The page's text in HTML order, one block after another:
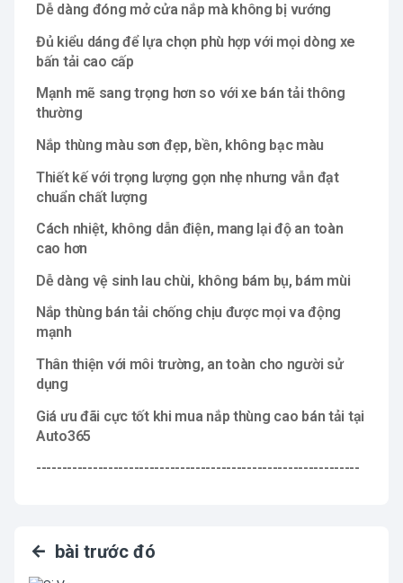
Dễ dàng đóng mở cửa nắp mà không bị vướng
Đủ kiểu dáng để lựa chọn phù hợp với mọi dòng xe
bấn tải cao cấp
Mạnh mẽ sang trọng hơn so với xe bán tải thông
thường
Nắp thùng màu sơn đẹp, bền, không bạc màu
Thiết kế với trọng lượng gọn nhẹ nhưng vẫn đạt
chuẩn chất lượng
Cách nhiệt, không dẫn điện, mang lại độ an toàn
cao hơn
Dễ dàng vệ sinh lau chùi, không bám bụ, bám mùi
Nắp thùng bán tải chống chịu được mọi va động
mạnh
Thân thiện với môi trường, an toàn cho người sử
dụng
Giá ưu đãi cực tốt khi mua nắp thùng cao bán tải tại
Auto365
---------------------------------------------------------------
bài trước đó